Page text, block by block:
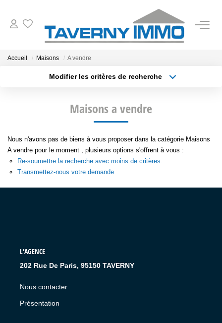
ESTIMATION
OUTILS
NOTRE AGENCE
CONTACT
Accueil Maisons A vendre
Modifier les critères de recherche
Budget max Plus de critères
Maisons a vendre
Nous n'avons pas de biens à vous proposer dans la catégorie Maisons
A vendre pour le moment , plusieurs options s'offrent à vous :
Re-soumettre la recherche avec moins de critères.
Transmettez-nous votre demande
L'AGENCE
202 Rue De Paris, 95150 TAVERNY
Nous contacter
Présentation